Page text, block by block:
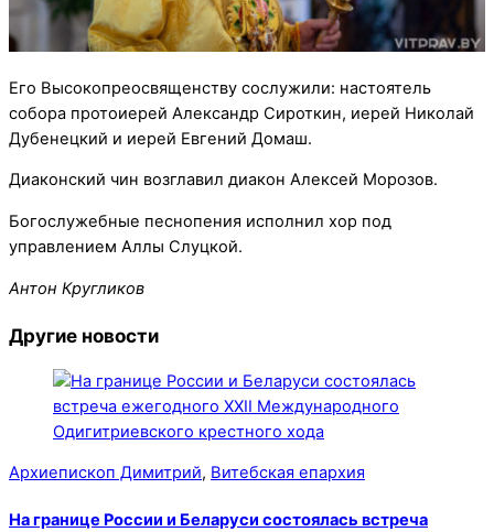
Его Высокопреосвященству сослужили: настоятель
собора протоиерей Александр Сироткин, иерей Николай
Дубенецкий и иерей Евгений Домаш.
Диаконский чин возглавил диакон Алексей Морозов.
Богослужебные песнопения исполнил хор под
управлением Аллы Слуцкой.
Антон Кругликов
Другие новости
Архиепископ Димитрий, Витебская епархия
На границе России и Беларуси состоялась встреча